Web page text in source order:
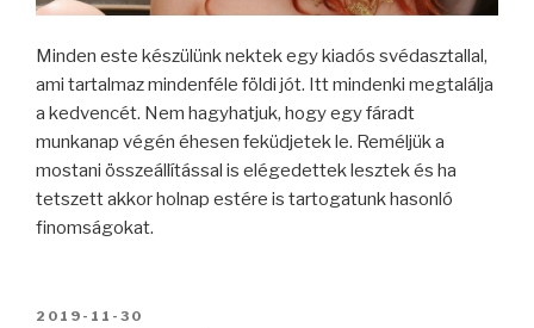
Minden este készülünk nektek egy kiadós svédasztallal,
ami tartalmaz mindenféle földi jót. Itt mindenki megtalálja
a kedvencét. Nem hagyhatjuk, hogy egy fáradt
munkanap végén éhesen feküdjetek le. Reméljük a
mostani összeállítással is elégedettek lesztek és ha
tetszett akkor holnap estére is tartogatunk hasonló
finomságokat.
BEKÜLDVE:
2019-11-30